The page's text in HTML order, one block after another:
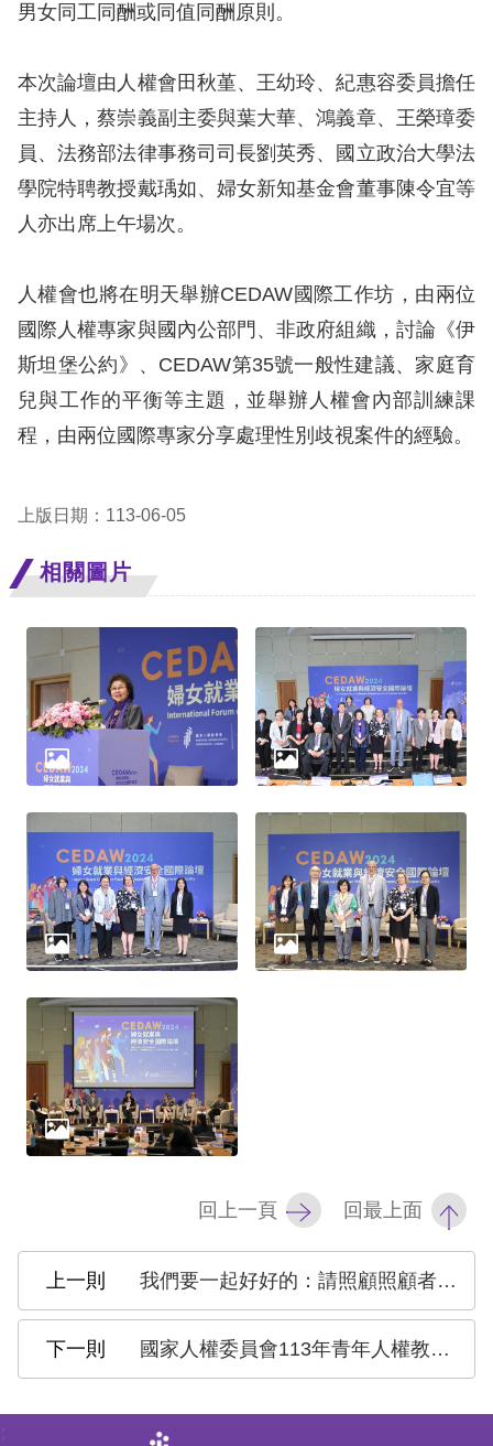
政
網
站
資
料
開
宣
告
無
障
宣
言
男女同工同酬或同值同酬原則。
本次論壇由人權會田秋堇、王幼玲、紀惠容委員擔任
主持人，蔡崇義副主委與葉大華、鴻義章、王榮璋委
員、法務部法律事務司司長劉英秀、國立政治大學法
學院特聘教授戴瑀如、婦女新知基金會董事陳令宜等
人亦出席上午場次。
人權會也將在明天舉辦CEDAW國際工作坊，由兩位
國際人權專家與國內公部門、非政府組織，討論《伊
斯坦堡公約》、CEDAW第35號一般性建議、家庭育
兒與工作的平衡等主題，並舉辦人權會內部訓練課
程，由兩位國際專家分享處理性別歧視案件的經驗。
上版日期：113-06-05
相關圖片
回上一頁 回最上面
我們要一起好好的：請照顧照顧者的權益 國家人權委員會呼籲企業共同響應
國家人權委員會113年青年人權教育培力推廣計畫審查結果公告